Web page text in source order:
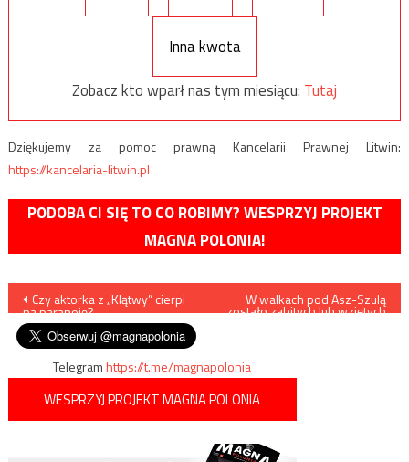
Inna kwota
Zobacz kto wparł nas tym miesiącu: Tutaj
Dziękujemy za pomoc prawną Kancelarii Prawnej Litwin:
https://kancelaria-litwin.pl
PODOBA CI SIĘ TO CO ROBIMY? WESPRZYJ PROJEKT
MAGNA POLONIA!
Nawigacja
wpisu
Czy aktorka z „Klątwy” cierpi
na paranoję?
W walkach pod Asz-Szulą
zostało zabitych lub wziętych
Telegramhttps://t.me/magnapolonia
WESPRZYJ PROJEKT MAGNA POLONIA